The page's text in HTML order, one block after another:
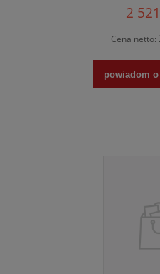
2
Cena netto:
powiadom